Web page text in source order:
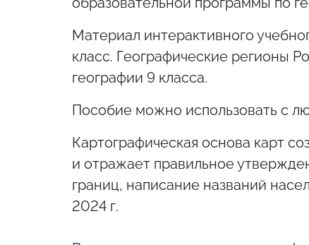
Материал интерактивного
класс. Географические регионы
географии 9 класса.
Пособие можно использовать с
Картографическая основа карт
и отражает правильное
границ, написание названий
2024 г.